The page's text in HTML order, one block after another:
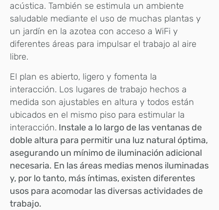
acústica. También se estimula un ambiente
saludable mediante el uso de muchas plantas y
un jardín en la azotea con acceso a WiFi y
diferentes áreas para impulsar el trabajo al aire
libre.
El plan es abierto, ligero y fomenta la
interacción. Los lugares de trabajo hechos a
medida son ajustables en altura y todos están
ubicados en el mismo piso para estimular la
interacción. Instale a lo largo de las ventanas de
doble altura para permitir una luz natural óptima,
asegurando un mínimo de iluminación adicional
necesaria. En las áreas medias menos iluminadas
y, por lo tanto, más íntimas, existen diferentes
usos para acomodar las diversas actividades de
trabajo.